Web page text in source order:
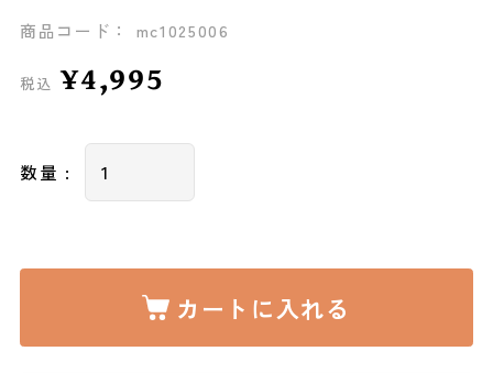
商品コード： mc1025006
税込 ¥4,995
数量 :
カートに入れる